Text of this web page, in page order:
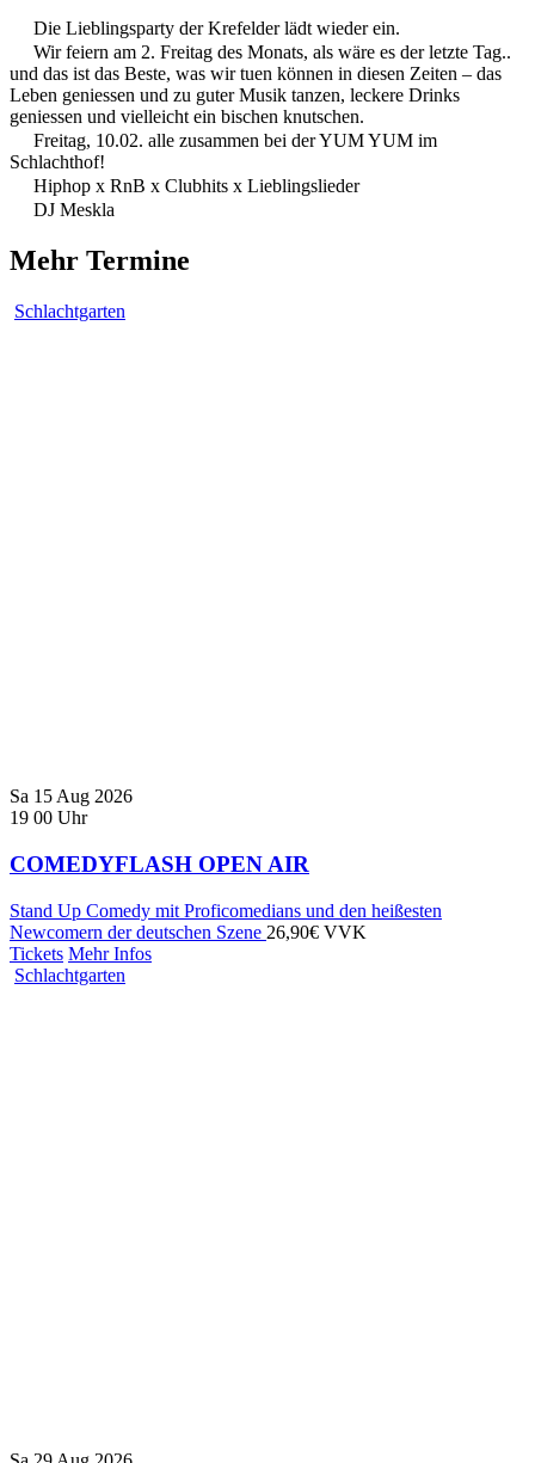
Die Lieblingsparty der Krefelder lädt wieder ein.
Wir feiern am 2. Freitag des Monats, als wäre es der letzte Tag..
und das ist das Beste, was wir tuen können in diesen Zeiten – das
Leben geniessen und zu guter Musik tanzen, leckere Drinks
geniessen und vielleicht ein bischen knutschen.
Freitag, 10.02. alle zusammen bei der YUM YUM im
Schlachthof!
Hiphop x RnB x Clubhits x Lieblingslieder
DJ Meskla
Mehr Termine
Schlachtgarten
Sa 15 Aug 2026
19 00 Uhr
COMEDYFLASH OPEN AIR
Stand Up Comedy mit Proficomedians und den heißesten
Newcomern der deutschen Szene 26,90€ VVK
Tickets Mehr Infos
Schlachtgarten